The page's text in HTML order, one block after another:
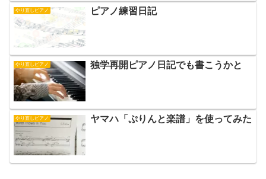
やり直しピアノ ピアノ練習日記
やり直しピアノ 独学再開ピアノ日記でも書こうかと
やり直しピアノ ヤマハ「ぷりんと楽譜」を使ってみた